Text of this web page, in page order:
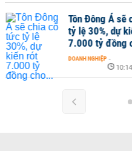
Á sẽ chia cổ tức
dự kiến rót
đồng cho...
-
10:14 | 27/06/2022